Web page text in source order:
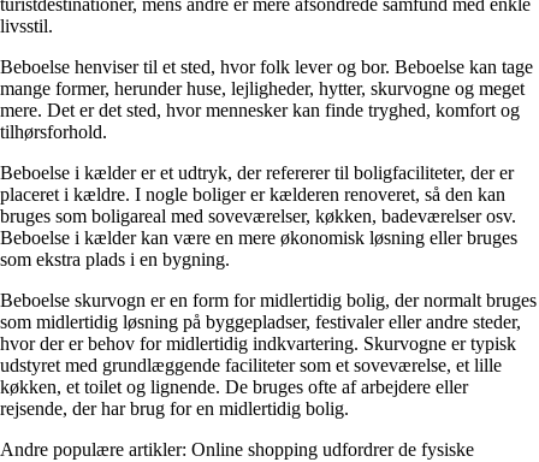
livsstil.
Beboelse henviser til et sted, hvor folk lever og bor. Beboelse kan tage
mange former, herunder huse, lejligheder, hytter, skurvogne og meget
mere. Det er det sted, hvor mennesker kan finde tryghed, komfort og
tilhørsforhold.
Beboelse i kælder er et udtryk, der refererer til boligfaciliteter, der er
placeret i kældre. I nogle boliger er kælderen renoveret, så den kan
bruges som boligareal med soveværelser, køkken, badeværelser osv.
Beboelse i kælder kan være en mere økonomisk løsning eller bruges
som ekstra plads i en bygning.
Beboelse skurvogn er en form for midlertidig bolig, der normalt bruges
som midlertidig løsning på byggepladser, festivaler eller andre steder,
hvor der er behov for midlertidig indkvartering. Skurvogne er typisk
udstyret med grundlæggende faciliteter som et soveværelse, et lille
køkken, et toilet og lignende. De bruges ofte af arbejdere eller
rejsende, der har brug for en midlertidig bolig.
Andre populære artikler: Online shopping udfordrer de fysiske